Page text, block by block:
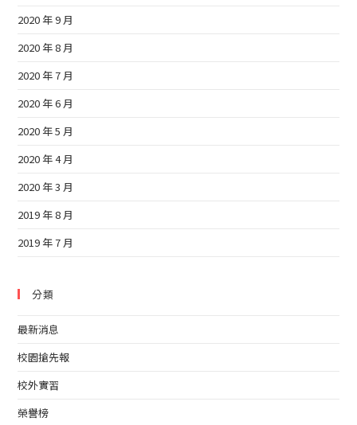
2020 年 9 月
2020 年 8 月
2020 年 7 月
2020 年 6 月
2020 年 5 月
2020 年 4 月
2020 年 3 月
2019 年 8 月
2019 年 7 月
分類
最新消息
校園搶先報
校外實習
榮譽榜